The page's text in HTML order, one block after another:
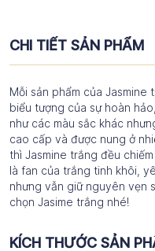
CHI TIẾT SẢN PHẨM
Mỗi sản phẩm của
biểu tượng của sự hoàn
như các màu sắc khác
cao cấp và được nung ở
thì Jasmine trắng đều
là fan của trắng tinh khôi,
nhưng vẫn giữ nguyên vẹn
chọn Jasime trắng nhé!
KÍCH THƯỚC SẢN